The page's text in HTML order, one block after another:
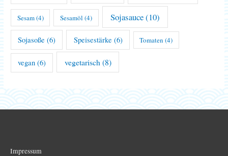
Sesam(4) Sesamöl (4) Sojasauce(10)
Sojasoße (6) Speisestärke (6) Tomaten (4)
vegan (6) vegetarisch (8)
Impressum